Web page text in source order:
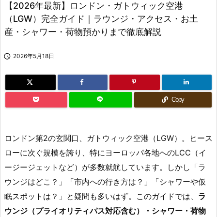
【2026年最新】ロンドン・ガトウィック空港
（LGW）完全ガイド｜ラウンジ・アクセス・お土
産・シャワー・荷物預かりまで徹底解説
 2026年5月18日
Copy
ロンドン第2の玄関口、ガトウィック空港（LGW）。ヒース
ローに次ぐ規模を誇り、特にヨーロッパ各地へのLCC（イ
ージージェットなど）が多数就航しています。しかし「ラ
ウンジはどこ？」「市内への行き方は？」「シャワーや仮
眠スポットは？」と疑問も多いはず。このガイドでは、 ラ
ウンジ（プライオリティパス対応含む）・シャワー・荷物